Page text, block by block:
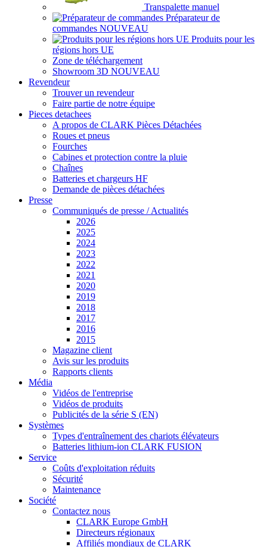
Transpalette manuel
Préparateur de
commandes NOUVEAU
Produits pour les
régions hors UE
Zone de téléchargement
Showroom 3D NOUVEAU
Revendeur
Trouver un revendeur
Faire partie de notre équipe
Pieces detachees
A propos de CLARK Pièces Détachées
Roues et pneus
Fourches
Cabines et protection contre la pluie
Chaînes
Batteries et chargeurs HF
Demande de pièces détachées
Presse
Communiqués de presse / Actualités
2026
2025
2024
2023
2022
2021
2020
2019
2018
2017
2016
2015
Magazine client
Avis sur les produits
Rapports clients
Média
Vidéos de l'entreprise
Vidéos de produits
Publicités de la série S (EN)
Systèmes
Types d'entraînement des chariots élévateurs
Batteries lithium-ion CLARK FUSION
Service
Coûts d'exploitation réduits
Sécurité
Maintenance
Société
Contactez nous
CLARK Europe GmbH
Directeurs régionaux
Affiliés mondiaux de CLARK